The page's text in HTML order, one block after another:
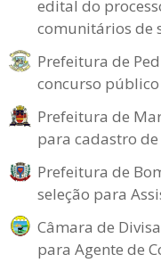
edital do
comunitários de
Prefeitura de
concurso público
Prefeitura de
para cadastro de
Prefeitura de
seleção para
Câmara de
para Agente de